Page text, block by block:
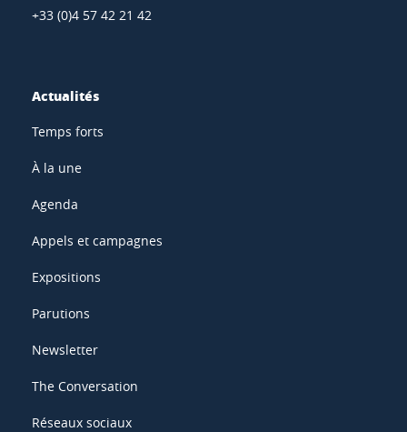
+33 (0)4 57 42 21 42
Actualités
Temps forts
À la une
Agenda
Appels et campagnes
Expositions
Parutions
Newsletter
The Conversation
Réseaux sociaux